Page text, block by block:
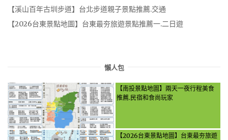
【溪山百年古圳步道】台北步道親子景點推薦.交通
【2026台東景點地圖】台東最夯旅遊景點推薦一.二日遊
懶人包
【南投景點地圖】兩天一夜行程美食
推薦.民宿和食尚玩家
【2026台東景點地圖】台東最夯旅遊